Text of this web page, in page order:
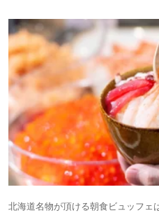
北海道名物が頂ける朝食ビュッフェ